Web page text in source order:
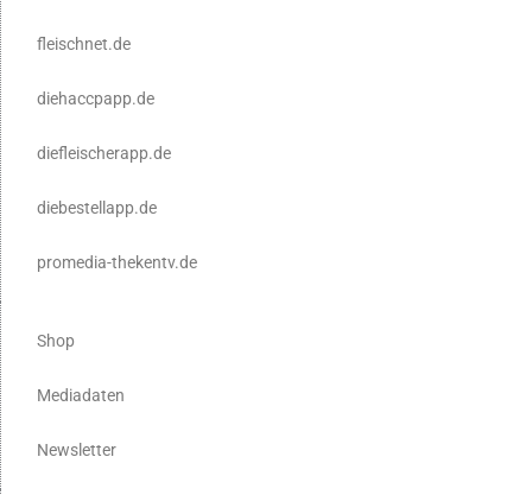
fleischnet.de
diehaccpapp.de
diefleischerapp.de
diebestellapp.de
promedia-thekentv.de
Shop
Mediadaten
Newsletter